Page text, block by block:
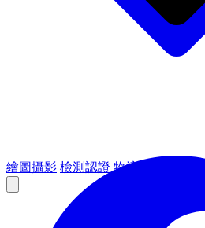
繪圖攝影 檢測認證 物流倉儲